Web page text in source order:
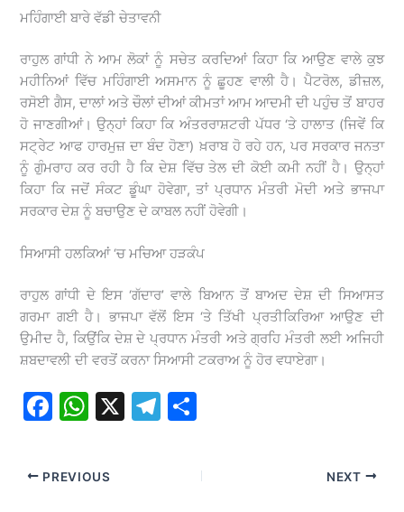
ਮਹਿੰਗਾਈ ਬਾਰੇ ਵੱਡੀ ਚੇਤਾਵਨੀ
ਰਾਹੁਲ ਗਾਂਧੀ ਨੇ ਆਮ ਲੋਕਾਂ ਨੂੰ ਸਚੇਤ ਕਰਦਿਆਂ ਕਿਹਾ ਕਿ ਆਉਣ ਵਾਲੇ ਕੁਝ
ਮਹੀਨਿਆਂ ਵਿੱਚ ਮਹਿੰਗਾਈ ਅਸਮਾਨ ਨੂੰ ਛੂਹਣ ਵਾਲੀ ਹੈ। ਪੈਟਰੋਲ, ਡੀਜ਼ਲ,
ਰਸੋਈ ਗੈਸ, ਦਾਲਾਂ ਅਤੇ ਚੌਲਾਂ ਦੀਆਂ ਕੀਮਤਾਂ ਆਮ ਆਦਮੀ ਦੀ ਪਹੁੰਚ ਤੋਂ ਬਾਹਰ
ਹੋ ਜਾਣਗੀਆਂ। ਉਨ੍ਹਾਂ ਕਿਹਾ ਕਿ ਅੰਤਰਰਾਸ਼ਟਰੀ ਪੱਧਰ ‘ਤੇ ਹਾਲਾਤ (ਜਿਵੇਂ ਕਿ
ਸਟ੍ਰੇਟ ਆਫ ਹਾਰਮੁਜ਼ ਦਾ ਬੰਦ ਹੋਣਾ) ਖ਼ਰਾਬ ਹੋ ਰਹੇ ਹਨ, ਪਰ ਸਰਕਾਰ ਜਨਤਾ
ਨੂੰ ਗੁੰਮਰਾਹ ਕਰ ਰਹੀ ਹੈ ਕਿ ਦੇਸ਼ ਵਿੱਚ ਤੇਲ ਦੀ ਕੋਈ ਕਮੀ ਨਹੀਂ ਹੈ। ਉਨ੍ਹਾਂ
ਕਿਹਾ ਕਿ ਜਦੋਂ ਸੰਕਟ ਡੂੰਘਾ ਹੋਵੇਗਾ, ਤਾਂ ਪ੍ਰਧਾਨ ਮੰਤਰੀ ਮੋਦੀ ਅਤੇ ਭਾਜਪਾ
ਸਰਕਾਰ ਦੇਸ਼ ਨੂੰ ਬਚਾਉਣ ਦੇ ਕਾਬਲ ਨਹੀਂ ਹੋਵੇਗੀ।
ਸਿਆਸੀ ਹਲਕਿਆਂ ‘ਚ ਮਚਿਆ ਹੜਕੰਪ
ਰਾਹੁਲ ਗਾਂਧੀ ਦੇ ਇਸ ‘ਗੱਦਾਰ’ ਵਾਲੇ ਬਿਆਨ ਤੋਂ ਬਾਅਦ ਦੇਸ਼ ਦੀ ਸਿਆਸਤ
ਗਰਮਾ ਗਈ ਹੈ। ਭਾਜਪਾ ਵੱਲੋਂ ਇਸ ‘ਤੇ ਤਿੱਖੀ ਪ੍ਰਤੀਕਿਰਿਆ ਆਉਣ ਦੀ
ਉਮੀਦ ਹੈ, ਕਿਉਂਕਿ ਦੇਸ਼ ਦੇ ਪ੍ਰਧਾਨ ਮੰਤਰੀ ਅਤੇ ਗ੍ਰਹਿ ਮੰਤਰੀ ਲਈ ਅਜਿਹੀ
ਸ਼ਬਦਾਵਲੀ ਦੀ ਵਰਤੋਂ ਕਰਨਾ ਸਿਆਸੀ ਟਕਰਾਅ ਨੂੰ ਹੋਰ ਵਧਾਏਗਾ।
F
c
e
W
at
s
X
T
ar
e
PREVIOUS NEXT